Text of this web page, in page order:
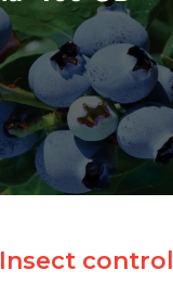
Insect control